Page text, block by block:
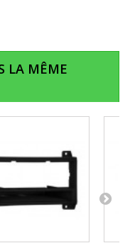
LA MÊME